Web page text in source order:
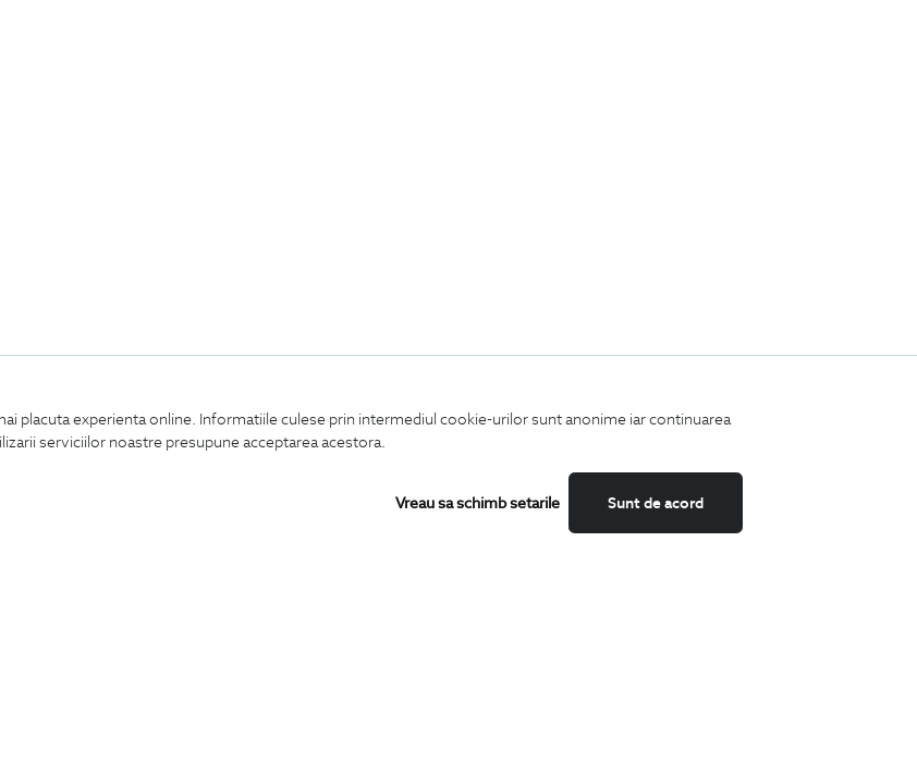
placuta experienta online. Informatiile culese prin intermediul cookie-urilor sunt anonime iar continuarea
serviciilor noastre presupune acceptarea acestora.
Sunt de acord
Vreau sa schimb setarile
email-uri de informare